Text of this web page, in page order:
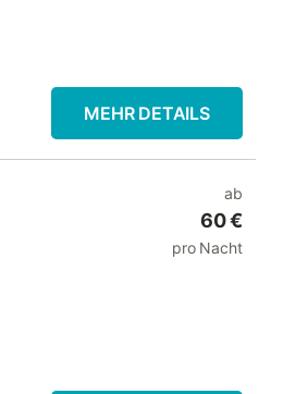
MEHR DETAILS
ab
60 €
pro Nacht